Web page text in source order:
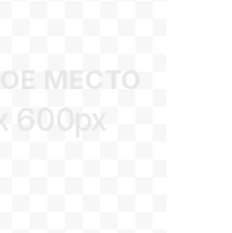
МЕСТО
600px